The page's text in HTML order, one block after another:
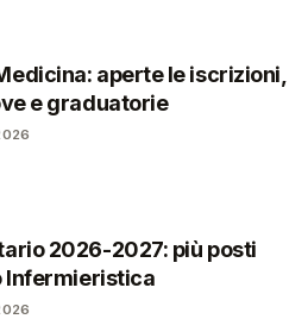
aperte le iscrizioni,
e graduatorie
2026-2027: più posti
Infermieristica